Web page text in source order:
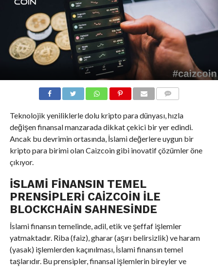
Teknolojik yeniliklerle dolu kripto para dünyası, hızla
değişen finansal manzarada dikkat çekici bir yer edindi.
Ancak bu devrimin ortasında, İslami değerlere uygun bir
kripto para birimi olan Caizcoin gibi inovatif çözümler öne
çıkıyor.
İSLAMI FINANSIN TEMEL
PRENSIPLERI CAIZCOIN ILE
BLOCKCHAIN SAHNESINDE
İslami finansın temelinde, adil, etik ve şeffaf işlemler
yatmaktadır. Riba (faiz), gharar (aşırı belirsizlik) ve haram
(yasak) işlemlerden kaçınılması, İslami finansın temel
taşlarıdır. Bu prensipler, finansal işlemlerin bireyler ve